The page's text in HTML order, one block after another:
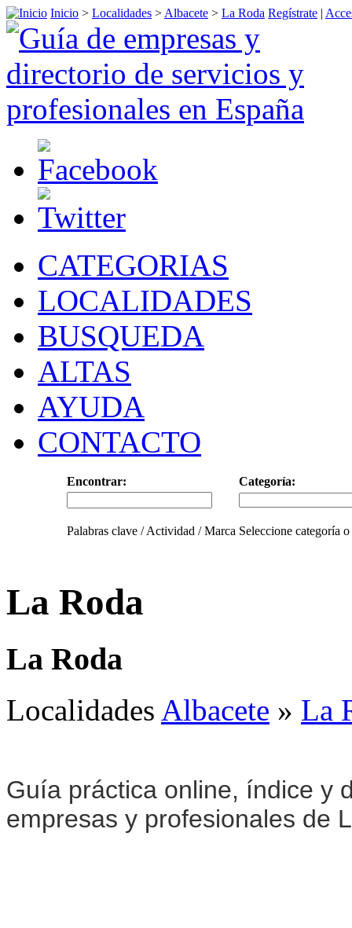
Inicio > Localidades > Albacete > La Roda Regístrate |
CATEGORIAS
LOCALIDADES
BUSQUEDA
ALTAS
AYUDA
CONTACTO
Encontrar: Categoría:
Palabras clave / Actividad / Marca Seleccione categoría
La Roda
La Roda
Localidades Albacete » La
Guía práctica online, índice y
empresas y profesionales de